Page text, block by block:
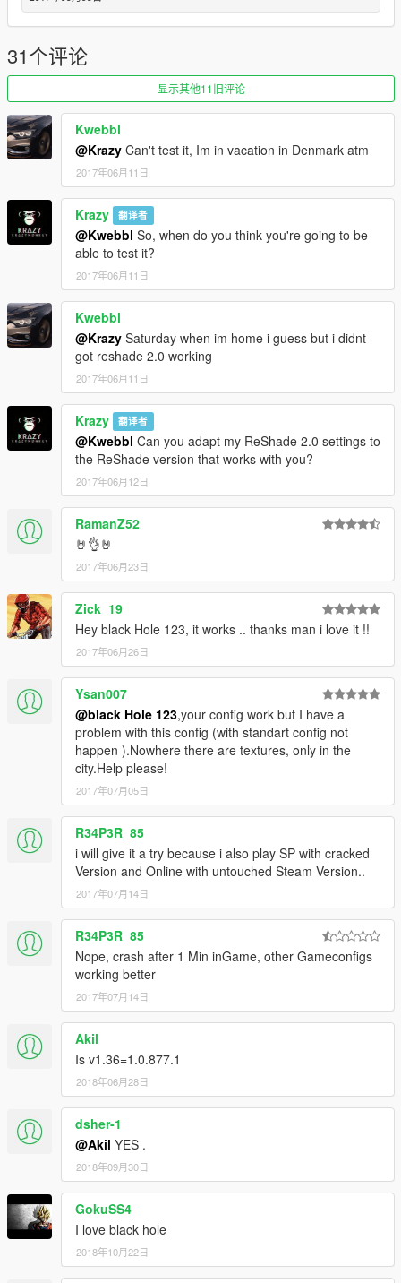
31个评论
显示其他11旧评论
Kwebbl
@Krazy Can't test it, Im in vacation in Denmark atm
2017年06月11日
Krazy 翻译者
@Kwebbl So, when do you think you're going to be
able to test it?
2017年06月11日
Kwebbl
@Krazy Saturday when im home i guess but i didnt
got reshade 2.0 working
2017年06月11日
Krazy 翻译者
@Kwebbl Can you adapt my ReShade 2.0 settings to
the ReShade version that works with you?
2017年06月12日
RamanZ52
🤘👌🤘
2017年06月23日
Zick_19
Hey black Hole 123, it works .. thanks man i love it !!
2017年06月26日
Ysan007
@black Hole 123,your config work but I have a
problem with this config (with standart config not
happen ).Nowhere there are textures, only in the
city.Help please!
2017年07月05日
R34P3R_85
i will give it a try because i also play SP with cracked
Version and Online with untouched Steam Version..
2017年07月14日
R34P3R_85
Nope, crash after 1 Min inGame, other Gameconfigs
working better
2017年07月14日
Akil
Is v1.36=1.0.877.1
2018年06月28日
dsher-1
@Akil YES .
2018年09月30日
GokuSS4
I love black hole
2018年10月22日